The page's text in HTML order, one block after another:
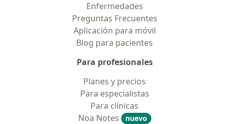
Enfermedades
Preguntas Frecuentes
Aplicación para móvil
Blog para pacientes
Para profesionales
Planes y precios
Para especialistas
Para clínicas
Noa Notes
nuevo